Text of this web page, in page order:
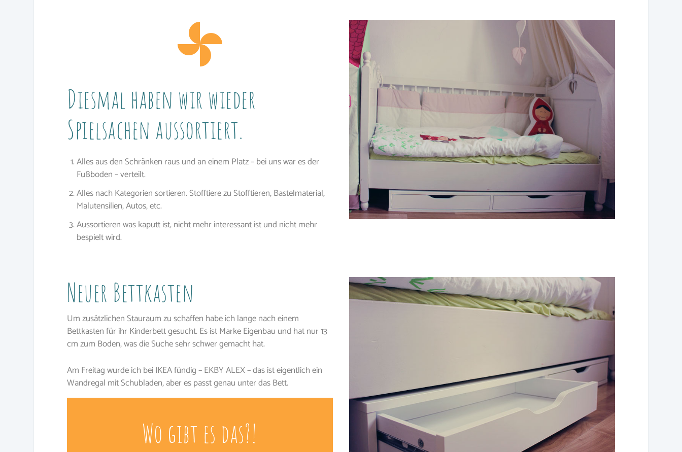

Diesmal haben wir wieder
Spielsachen aussortiert.
Alles aus den Schränken raus und an einem Platz – bei uns war es der
Fußboden – verteilt.
Alles nach Kategorien sortieren. Stofftiere zu Stofftieren, Bastelmaterial,
Malutensilien, Autos, etc.
Aussortieren was kaputt ist, nicht mehr interessant ist und nicht mehr
bespielt wird.
Neuer Bettkasten
Um zusätzlichen Stauraum zu schaffen habe ich lange nach einem
Bettkasten für ihr Kinderbett gesucht. Es ist Marke Eigenbau und hat nur 13
cm zum Boden, was die Suche sehr schwer gemacht hat.
Am Freitag wurde ich bei IKEA fündig – EKBY ALEX – das ist eigentlich ein
Wandregal mit Schubladen, aber es passt genau unter das Bett.
Wo gibt es das?!